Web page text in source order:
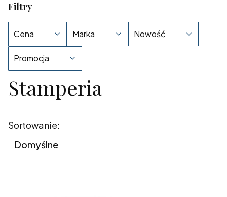
Filtry
Cena Marka Nowość
Promocja
Koniec filtrów
Stamperia
Lista produktów
Sortowanie:
Domyślne